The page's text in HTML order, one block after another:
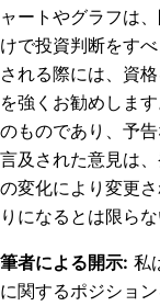
ャートやグラフは
けで投資判断をす
される際には、資
を強くお勧めしま
のものであり、予
言及された意見は
の変化により変更
りになるとは限ら
筆者による開示: 私
に関するポジショ